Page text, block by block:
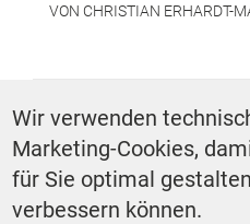
VON CHRISTIAN ERHARDT-
Kommunalwahlen Forsa
Wir verwenden
Marketing-Cookies,
für Sie optimal
verbessern können.